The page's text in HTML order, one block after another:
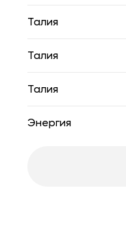
Талия
Талия
Талия
Энергия